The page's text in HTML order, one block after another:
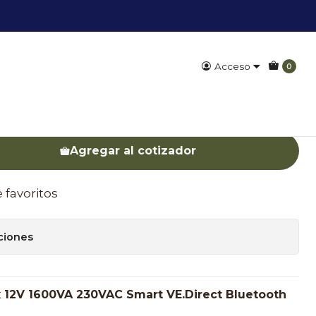
Acceso 0
12V 1600VA
Agregar al cotizador
favoritos
1600VA 230VAC Smart VE.Direct Bluetooth